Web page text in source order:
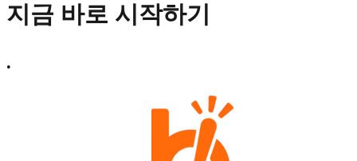
지금 바로 시작하기
•